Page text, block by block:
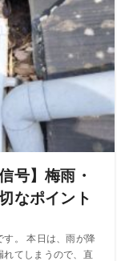
号】梅雨・
なポイント
す。 本日は、雨が降
れてしまうので、直